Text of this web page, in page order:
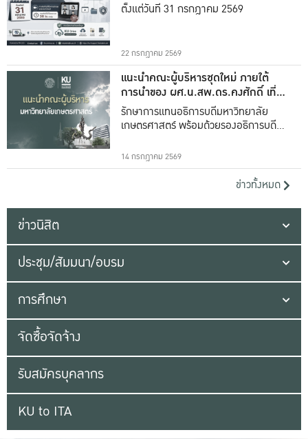
ตั้งแต่วันที่ 31 กรกฎาคม 2569
22 กรกฎาคม 2569
แนะนำคณะผู้บริหารชุดใหม่ ภายใต้
การนำของ ผศ.น.สพ.ดร.คงศักดิ์ เที่ยง
ธรรม
รักษาการแทนอธิการบดีมหาวิทยาลัย
เกษตรศาสตร์ พร้อมด้วยรองอธิการบดีทั้ง
14 กรกฎาคม 2569
ข่าวทั้งหมด
ข่าวนิสิต
ประชุม/สัมมนา/อบรม
การศึกษา
จัดซื้อจัดจ้าง
รับสมัครบุคลากร
KU to ITA